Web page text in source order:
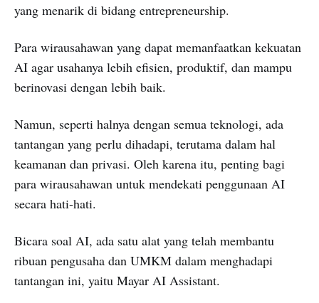
yang menarik di bidang entrepreneurship.
Para wirausahawan yang dapat memanfaatkan kekuatan
AI agar usahanya lebih efisien, produktif, dan mampu
berinovasi dengan lebih baik.
Namun, seperti halnya dengan semua teknologi, ada
tantangan yang perlu dihadapi, terutama dalam hal
keamanan dan privasi. Oleh karena itu, penting bagi
para wirausahawan untuk mendekati penggunaan AI
secara hati-hati.
Bicara soal AI, ada satu alat yang telah membantu
ribuan pengusaha dan UMKM dalam menghadapi
tantangan ini, yaitu Mayar AI Assistant.